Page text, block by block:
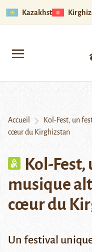
Kazakhstan
Accueil
Kol-Fest, un
cœur du Kirghizstan
Kol-Fest,
musique
cœur du
Un festival